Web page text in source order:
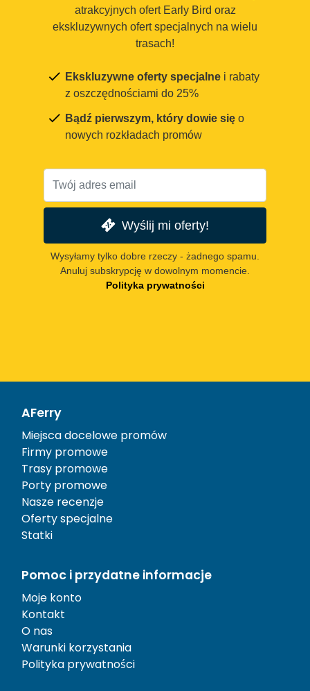
atrakcyjnych ofert Early Bird oraz
ekskluzywnych ofert specjalnych na wielu
trasach!
Ekskluzywne oferty specjalne i rabaty
z oszczędnościami do 25%
Bądź pierwszym, który dowie się o
nowych rozkładach promów
Wyślij mi oferty!
Wysyłamy tylko dobre rzeczy - żadnego spamu.
Anuluj subskrypcję w dowolnym momencie.
Polityka prywatności
AFerry
Miejsca docelowe promów
Firmy promowe
Trasy promowe
Porty promowe
Nasze recenzje
Oferty specjalne
Statki
Pomoc i przydatne informacje
Moje konto
Kontakt
O nas
Warunki korzystania
Polityka prywatności